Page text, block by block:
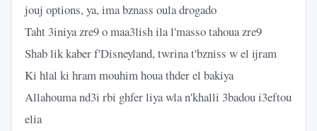
jouj options, ya, ima bznass oula drogado
Taht 3iniya zre9 o maa3lish ila l'masso tahoua zre9
Shab lik kaber f'Disneyland, twrina t'bzniss w el ijram
Ki hlal ki hram mouhim houa thder el bakiya
Allahouma nd3i rbi ghfer liya wla n'khalli 3badou i3eftou
elia